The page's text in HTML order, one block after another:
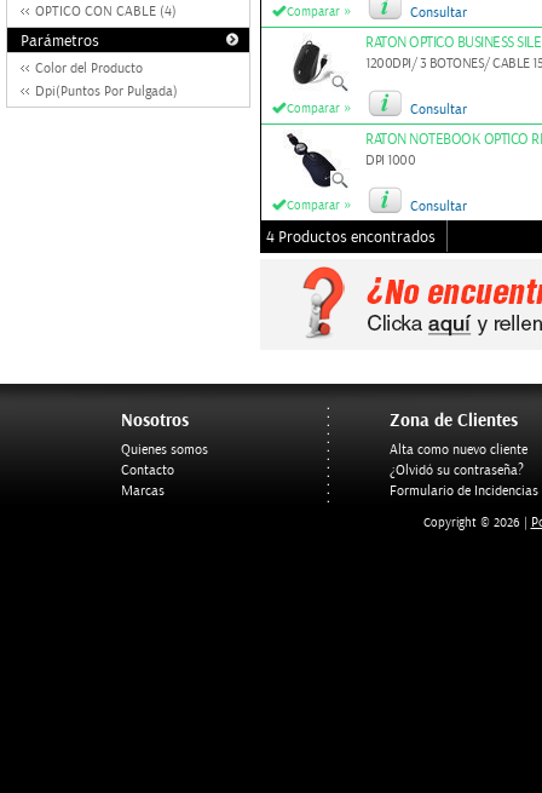
OPTICO CON CABLE (4)
Parámetros
Color del Producto
Dpi(Puntos Por Pulgada)
Comparar » Consultar
Comparar »
RATON OPTICO BUSINESS
1200DPI/ 3 BOTONES/ CABLE
Consultar
Comparar »
RATON NOTEBOOK OPTICO
DPI 1000
Consultar
4 Productos encontrados
Nosotros
Quienes somos
Contacto
Marcas
Zona de Clientes
Alta como nuevo cliente
¿Olvidó su contraseña?
Formulario de Incidencias
Copyright © 2026 |